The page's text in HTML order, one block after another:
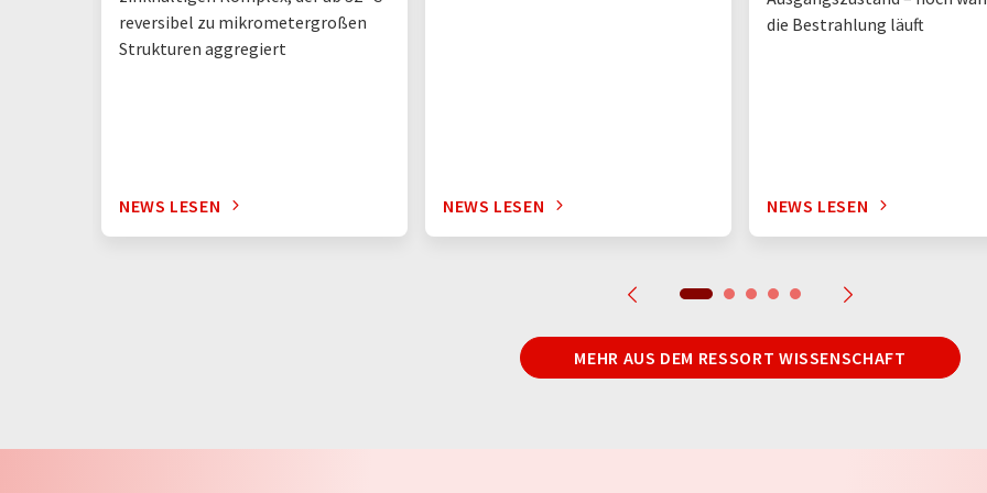
reversibel zu mikrometergroßen
Strukturen aggregiert
NEWS LESEN NEWS LESEN
die Bestrahlung läuft
NEWS LESEN
MEHR AUS DEM RESSORT WISSENSCHAFT